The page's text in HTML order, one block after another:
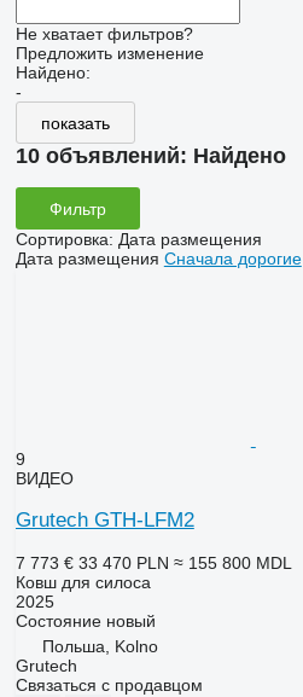
Не хватает фильтров?
Предложить изменение
Найдено:
-
показать
10 объявлений: Найдено
Фильтр
Сортировка: Дата размещения
Дата размещения Сначала дорогие
9
ВИДЕО
Grutech GTH-LFM2
7 773 € 33 470 PLN ≈ 155 800 MDL
Ковш для силоса
2025
Состояниеновый
Польша, Kolno
Grutech
Связаться с продавцом